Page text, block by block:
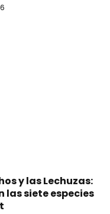
y las Lechuzas:
las siete especies